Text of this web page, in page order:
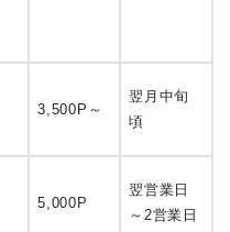
3,500P～
翌月中旬
頃
5,000P
翌営業日
～2営業日